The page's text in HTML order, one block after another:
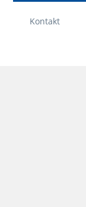
Kontakt